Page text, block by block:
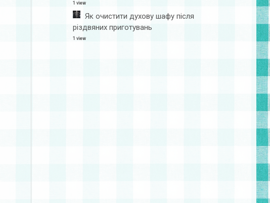
1 view
Як очистити духову шафу після
різдвяних приготувань
1 view